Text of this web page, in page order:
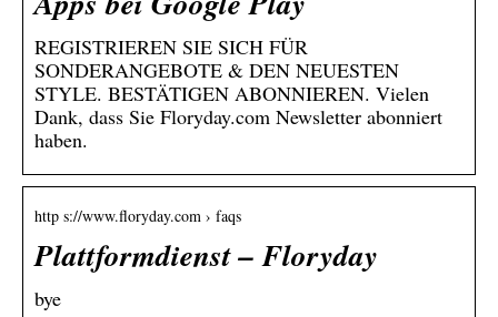
REGISTRIEREN SIE SICH FÜR
SONDERANGEBOTE & DEN NEUESTEN
STYLE. BESTÄTIGEN ABONNIEREN. Vielen
Dank, dass Sie Floryday.com Newsletter abonniert
haben.
http s://www.floryday.com › faqs
Plattformdienst – Floryday
bye